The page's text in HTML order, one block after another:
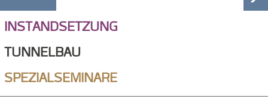
INSTANDSETZUNG
TUNNELBAU
SPEZIALSEMINARE